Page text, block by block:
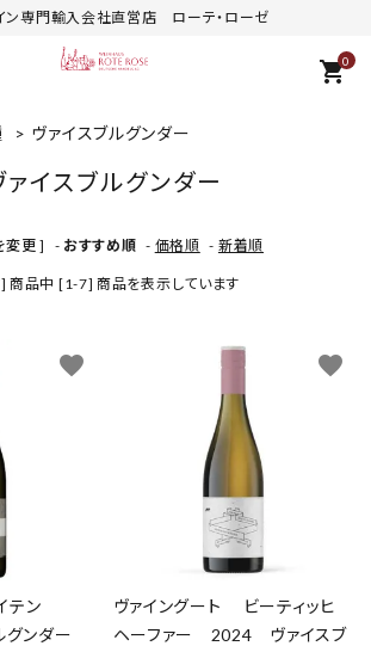
ン専門輸入会社直営店 ローテ・ローゼ
0
shopping_cart
> ヴァイスブルグンダー
ァイスブルグンダー
変更 ] - おすすめ順 - 価格順 - 新着順
商品中 [1-7] 商品を表示しています
テン
グンダー
favorite
ヴァイングート ビーティッヒ
ヘーファー 2024 ヴァイスブ
favorite